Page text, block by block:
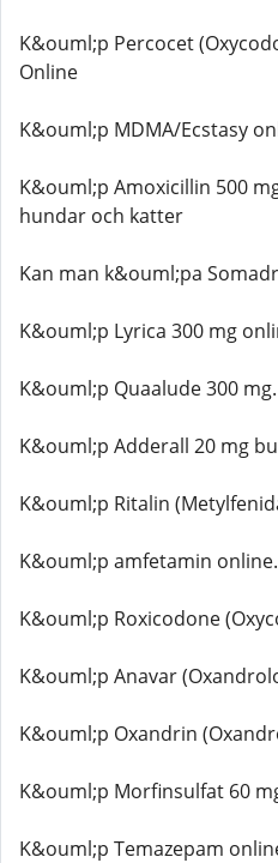
K&ouml;p Percocet
Online
K&ouml;p MDMA/Ecstasy
K&ouml;p Amoxicillin 500
hundar och katter
Kan man k&ouml;pa
K&ouml;p Lyrica 300 mg
K&ouml;p Quaalude 300 mg.
K&ouml;p Adderall 20 mg
K&ouml;p Ritalin
K&ouml;p amfetamin online.
K&ouml;p Roxicodone
K&ouml;p Anavar
K&ouml;p Oxandrin
K&ouml;p Morfinsulfat 60
K&ouml;p Temazepam